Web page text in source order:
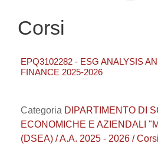
Corsi
EPQ3102282 - ESG ANALYSIS
FINANCE 2025-2026
Categoria DIPARTIMENTO DI
ECONOMICHE E AZIENDALI
(DSEA) / A.A. 2025 - 2026 /